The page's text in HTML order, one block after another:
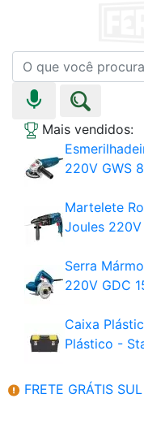
Mais vendidos:
220V GWS
Martelete
Joules
Serra
220V GDC
Caixa
Plástico -
FRETE GRÁTIS